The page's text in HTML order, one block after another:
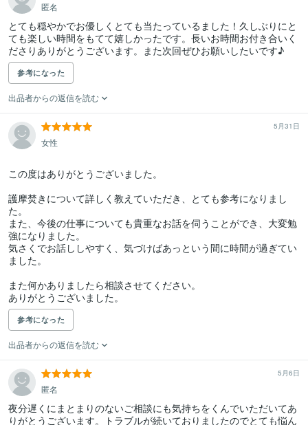
匿名
とても穏やかでお優しくとても当たっているました！久しぶりにと
ても楽しい時間をもてて嬉しかったです。長いお時間お付き合いく
ださりありがとうございます。また次回ぜひお願いしたいです♪
参考になった
出品者からの返信を読む
5月31日
女性
この度はありがとうございました。
護摩焚きについて詳しく教えていただき、とても参考になりまし
た。
また、今後の仕事についても貴重なお話を伺うことができ、大変勉
強になりました。
気さくでお話ししやすく、気づけばあっという間に時間が過ぎてい
ました。
また何かありましたら相談させてください。
ありがとうございました。
参考になった
出品者からの返信を読む
5月6日
匿名
夜分遅くにまとまりのないご相談にも気持ちをくんでいただいてあ
りがとうございます。トラブルが続いておりましたのでとても悩ん